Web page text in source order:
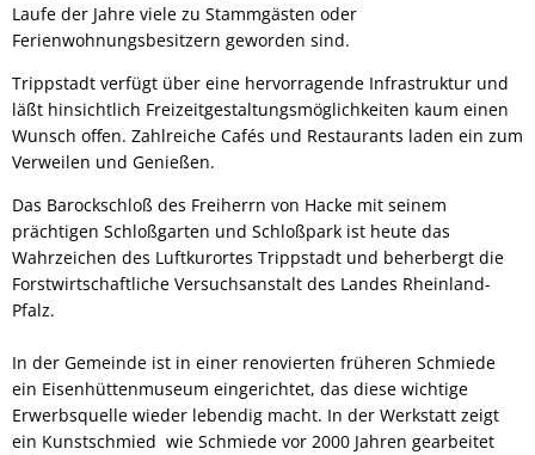
Laufe der Jahre viele zu Stammgästen oder
Ferienwohnungsbesitzern geworden sind.
Trippstadt verfügt über eine hervorragende Infrastruktur und
läßt hinsichtlich Freizeitgestaltungsmöglichkeiten kaum einen
Wunsch offen. Zahlreiche Cafés und Restaurants laden ein zum
Verweilen und Genießen.
Das Barockschloß des Freiherrn von Hacke mit seinem
prächtigen Schloßgarten und Schloßpark ist heute das
Wahrzeichen des Luftkurortes Trippstadt und beherbergt die
Forstwirtschaftliche Versuchsanstalt des Landes Rheinland-
Pfalz.
In der Gemeinde ist in einer renovierten früheren Schmiede
ein Eisenhüttenmuseum eingerichtet, das diese wichtige
Erwerbsquelle wieder lebendig macht. In der Werkstatt zeigt
ein Kunstschmied wie Schmiede vor 2000 Jahren gearbeitet